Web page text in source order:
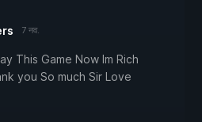
7 नव.
This Game Now Im Rich
you So much Sir Love